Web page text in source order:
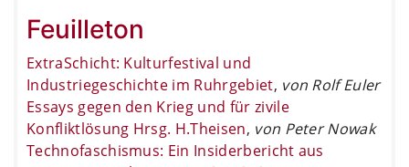
Feuilleton
ExtraSchicht: Kulturfestival und
Industriegeschichte im Ruhrgebiet, von Rolf Euler
Essays gegen den Krieg und für zivile
Konfliktlösung Hrsg. H.Theisen, von Peter Nowak
Technofaschismus: Ein Insiderbericht aus